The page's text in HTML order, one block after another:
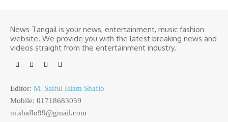
News Tangail is your news, entertainment, music fashion
website. We provide you with the latest breaking news and
videos straight from the entertainment industry.
Editor: M. Saiful Islam Shaflo
Mobile: 01718683059
m.shaflo99@gmail.com